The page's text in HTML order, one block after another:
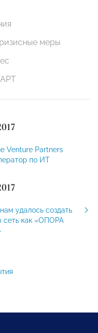
меры
Partners
по ИТ
удалось создать
сеть как «ОПОРА